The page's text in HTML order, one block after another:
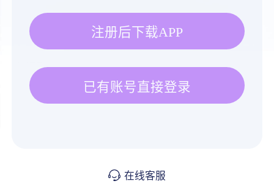
注册后下载APP
已有账号直接登录
在线客服